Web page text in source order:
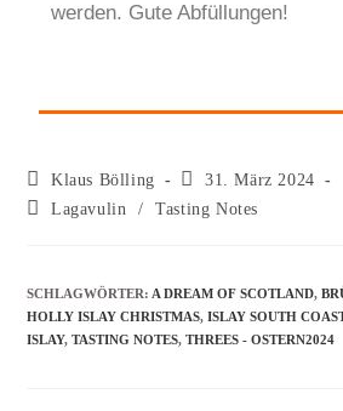
werden. Gute Abfüllungen!
Klaus Bölling
31. März 2024
Lagavulin
/ Tasting Notes
SCHLAGWÖRTER: A DREAM OF SCOTLAND,
HOLLY ISLAY CHRISTMAS, ISLAY SOUTH
ISLAY, TASTING NOTES, THREES - OSTERN2024